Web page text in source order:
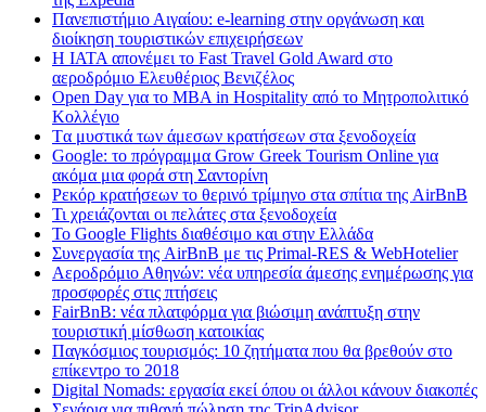
Πανεπιστήμιο Αιγαίου: e-learning στην οργάνωση και
διοίκηση τουριστικών επιχειρήσεων
Η IATA απονέμει το Fast Travel Gold Award στο
αεροδρόμιο Ελευθέριος Βενιζέλος
Open Day για το MBA in Hospitality από το Μητροπολιτικό
Κολλέγιο
Tα μυστικά των άμεσων κρατήσεων στα ξενοδοχεία
Google: το πρόγραμμα Grow Greek Tourism Online για
ακόμα μια φορά στη Σαντορίνη
Ρεκόρ κρατήσεων το θερινό τρίμηνο στα σπίτια της AirBnB
Τι χρειάζονται οι πελάτες στα ξενοδοχεία
Το Google Flights διαθέσιμο και στην Ελλάδα
Συνεργασία​ ​της​ ​AirBnB​ ​με​ ​τις​ ​Primal-RES​ ​&​ ​WebHotelier
Aεροδρόμιο Αθηνών: νέα υπηρεσία άμεσης ενημέρωσης για
προσφορές στις πτήσεις
FairBnB: νέα πλατφόρμα για βιώσιμη ανάπτυξη στην
τουριστική μίσθωση κατοικίας
Παγκόσμιος τουρισμός: 10 ζητήματα που θα βρεθούν στο
επίκεντρο το 2018
Digital Nomads: εργασία εκεί όπου οι άλλοι κάνουν διακοπές